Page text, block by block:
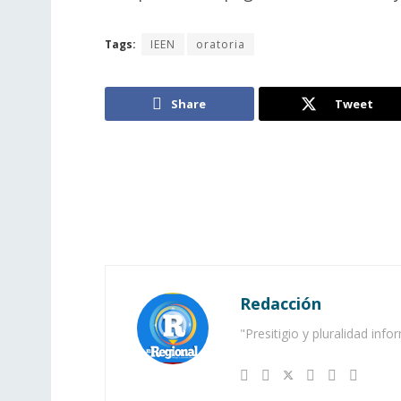
Tags: IEEN oratoria
Share Tweet
Redacción
"Presitigio y pluralidad